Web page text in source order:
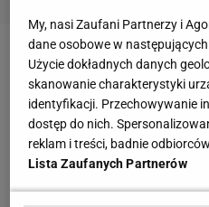
Paweł Fajdek to
tytuł wywalczył łatwo.
Zobacz wideo
W drugiej wojnie
My, nasi Zaufani Partnerzy i
dane osobowe w
Użycie dokładnych danych
skanowanie charakterystyki
identyfikacji. Przechowywanie
dostęp do nich.
reklam i treści, badnie
Lista Zaufanych Partnerów